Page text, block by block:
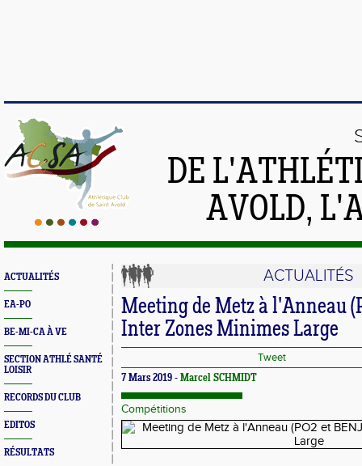
DE
AVOLD,
ACTUALITÉS
EA-PO
BE-MI-CA À VE
SECTION ATHLÉ SANTÉ
LOISIR
RECORDS DU CLUB
EDITOS
RÉSULTATS
ACTUALITÉS
Meeting de Metz à l'Anneau
Inter Zones Minimes Large
Tweet
7 Mars 2019 - Marcel SCHMIDT
Compétitions